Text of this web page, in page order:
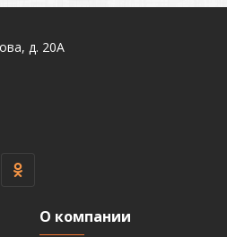
д. 20А
О компании